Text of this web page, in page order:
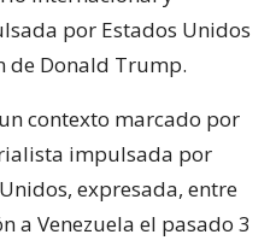
por Estados Unidos
Donald Trump.
contexto marcado por
impulsada por
expresada, entre
a Venezuela el pasado 3